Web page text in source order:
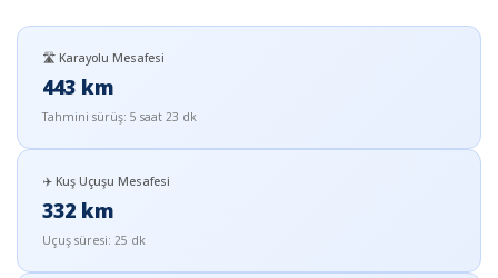
🛣️ Karayolu Mesafesi
443 km
Tahmini sürüş: 5 saat 23 dk
✈️ Kuş Uçuşu Mesafesi
332 km
Uçuş süresi: 25 dk